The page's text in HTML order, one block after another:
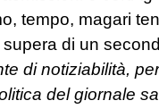
tempo, magari
di un
di notiziabilità,
del giornale